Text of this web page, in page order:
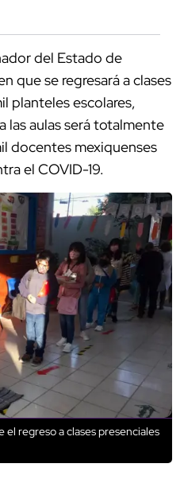
del Estado de
que se regresará a clases
planteles escolares,
las aulas será totalmente
docentes mexiquenses
el COVID-19.
el regreso a clases presenciales